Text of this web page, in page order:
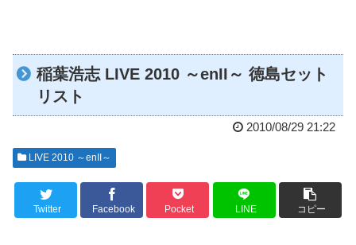
稲葉浩志 LIVE 2010 ～enII～ 徳島セット
リスト
2010/08/29 21:22
LIVE 2010 ～enII～
Twitter Facebook Pocket LINE コピー